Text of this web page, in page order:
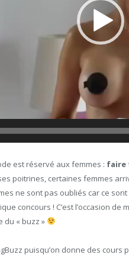
est réservé aux femmes : faire
poitrines, certaines femmes
ne sont pas oubliés car ce
concours ! C’est l’occasion
du « buzz »
puisqu’on donne des